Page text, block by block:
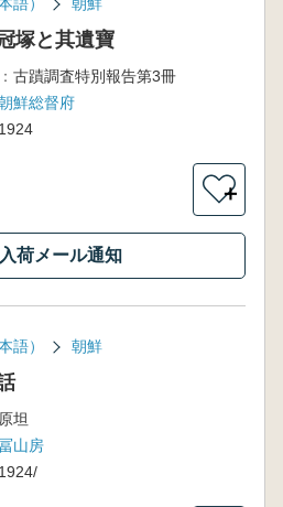
塚と其遺寶
古蹟調査特別報告第3冊
鮮総督府
1924
＋
荷メール通知
語） 朝鮮
坦
山房
1924/